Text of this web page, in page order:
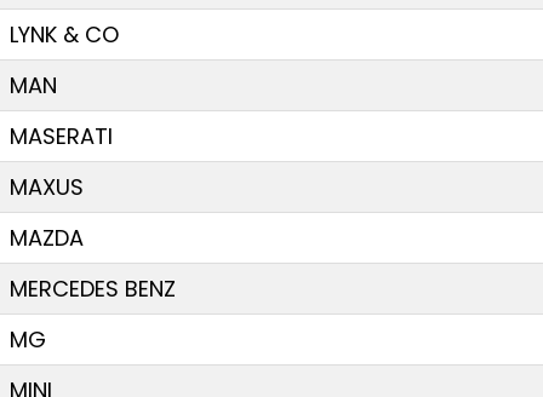
LYNK & CO
MAN
MASERATI
MAXUS
MAZDA
MERCEDES BENZ
MG
MINI